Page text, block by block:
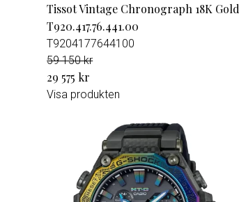
Tissot Vintage Chronograph 18K Gold
T920.417.76.441.00
T9204177644100
59 150 kr
29 575 kr
Visa produkten